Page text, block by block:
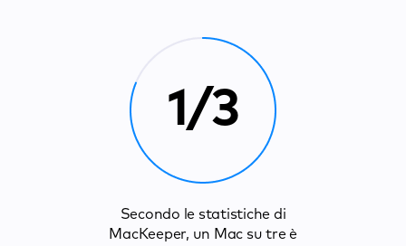
1/3
Secondo le statistiche di
MacKeeper, un Mac su tre è